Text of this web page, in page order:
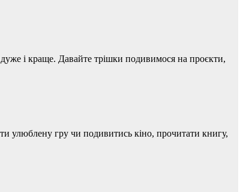
дуже і краще. Давайте трішки подивимося на проєкти,
улюблену гру чи подивитись кіно, прочитати книгу,